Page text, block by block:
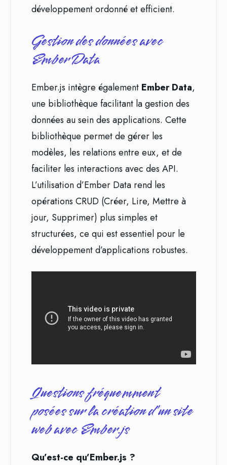
développement ordonné et efficient.
Gestion des données avec
Ember Data
Ember.js intègre également Ember Data,
une bibliothèque facilitant la gestion des
données au sein des applications. Cette
bibliothèque permet de gérer les
modèles, les relations entre eux, et de
faciliter les interactions avec des API.
L’utilisation d’Ember Data rend les
opérations CRUD (Créer, Lire, Mettre à
jour, Supprimer) plus simples et
structurées, ce qui est essentiel pour le
développement d’applications robustes.
Questions fréquemment
posées sur la création d’un site
web avec Ember.js
Qu’est-ce qu’Ember.js ?